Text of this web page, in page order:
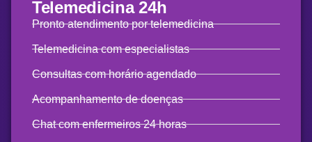
Telemedicina24h
Pronto atendimento por telemedicina
Telemedicina com especialistas
Consultas com horário agendado
Acompanhamento de doenças
Chat com enfermeiros 24 horas